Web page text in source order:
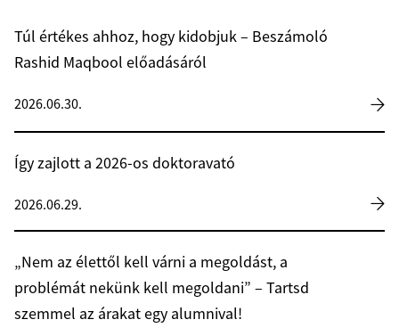
Túl értékes ahhoz, hogy kidobjuk – Beszámoló
Rashid Maqbool előadásáról
2026.06.30.
Így zajlott a 2026-os doktoravató
2026.06.29.
„Nem az élettől kell várni a megoldást, a
problémát nekünk kell megoldani” – Tartsd
szemmel az árakat egy alumnival!